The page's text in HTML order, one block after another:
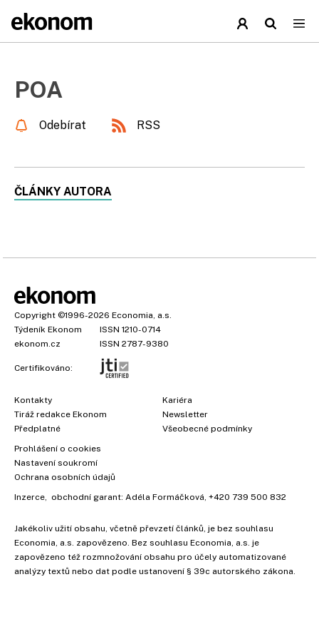
POA
Odebírat RSS
ČLÁNKY AUTORA
Copyright ©1996-2026 Economia, a.s.
Týdeník Ekonom
ISSN 1210-0714
ekonom.cz
ISSN 2787-9380
Certifikováno:
Kontakty
Tiráž redakce Ekonom
Předplatné
Kariéra
Newsletter
Všeobecné podmínky
Prohlášení o cookies
Nastavení soukromí
Ochrana osobních údajů
Inzerce, obchodní garant: Adéla Formáčková, +420 739 500 832
Jakékoliv užití obsahu, včetně převzetí článků, je bez souhlasu
Economia, a.s. zapovězeno. Bez souhlasu Economia, a.s. je
zapovězeno též rozmnožování obsahu pro účely automatizované
analýzy textů nebo dat podle ustanovení § 39c autorského zákona.